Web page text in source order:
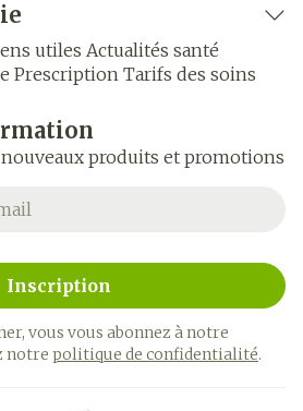
utiles Actualités santé
Prescription Tarifs des soins
produits et promotions
Inscription
vous vous abonnez à notre
notre politique de confidentialité.